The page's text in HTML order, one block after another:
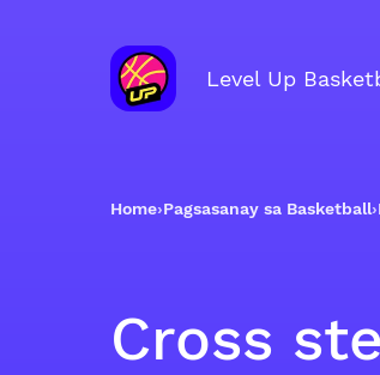
Level Up
Home›Pagsasanay sa Basketball›
Cross